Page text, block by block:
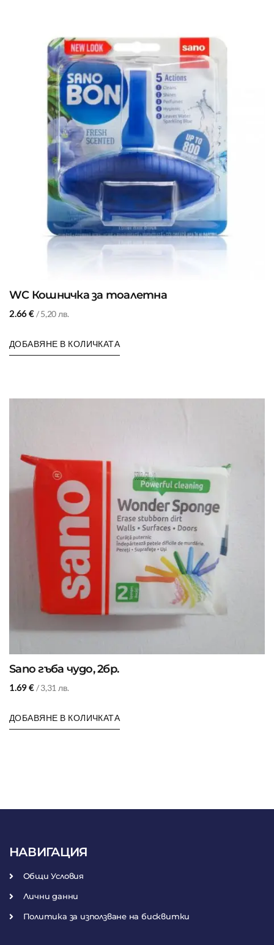
WC Кошничка за тоалетна
2.66€/ 5,20 лв.
ДОБАВЯНЕ В КОЛИЧКАТА
Sano гъба чудо, 2бр.
1.69€/ 3,31 лв.
ДОБАВЯНЕ В КОЛИЧКАТА
НАВИГАЦИЯ
Общи Условия
Лични данни
Политика за използване на бисквитки